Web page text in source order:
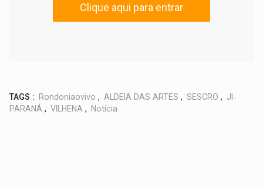
Clique aqui para entrar
TAGS : Rondoniaovivo , ALDEIA DAS ARTES , SESCRO , JI-
PARANÁ , VILHENA , Notícia